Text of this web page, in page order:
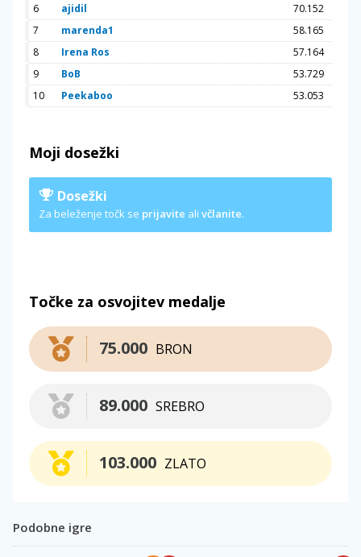
6
ajidil
70.152
7
marenda1
58.165
8
Irena Ros
57.164
9
BoB
53.729
10
Peekaboo 53.053
Moji dosežki
Dosežki
Za beleženje točk se prijavite ali včlanite.
Točke za osvojitev medalje
BRON
75.000
SREBRO
89.000
ZLATO
103.000
Podobne igre